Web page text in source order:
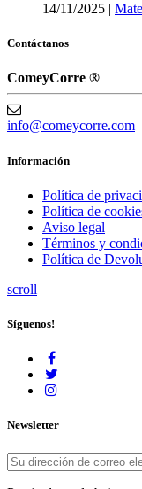
14/11/2025 |
Contáctanos
ComeyCorre ®
info@comeycorre.com
Información
Política de
Política de
Aviso legal
Términos y
Política de
scroll
Síguenos!
Newsletter